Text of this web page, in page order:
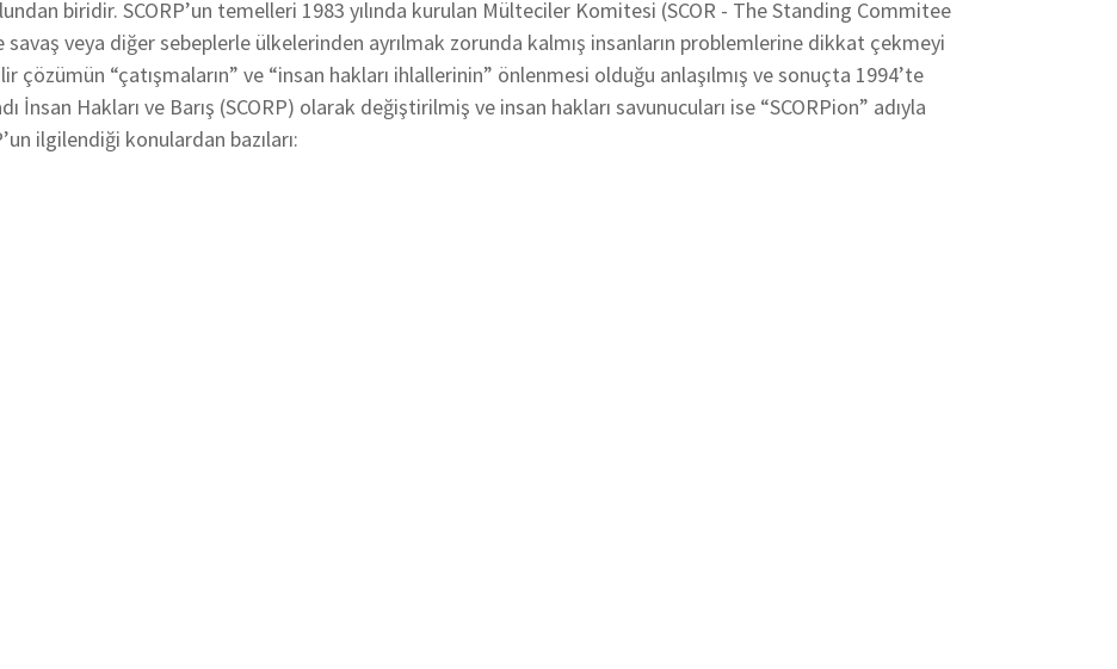
biridir. SCORP’un temelleri 1983 yılında kurulan Mülteciler Komitesi (SCOR - The Standing Commitee
veya diğer sebeplerle ülkelerinden ayrılmak zorunda kalmış insanların problemlerine dikkat çekmeyi
çözümün “çatışmaların” ve “insan hakları ihlallerinin” önlenmesi olduğu anlaşılmış ve sonuçta 1994’te
Hakları ve Barış (SCORP) olarak değiştirilmiş ve insan hakları savunucuları ise “SCORPion” adıyla
ilgilendiği konulardan bazıları: